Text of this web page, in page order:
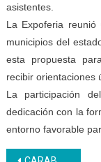
asistentes.
La Expoferia
municipios del
esta propuesta
recibir orientaciones
La participación
dedicación con la
entorno favorable